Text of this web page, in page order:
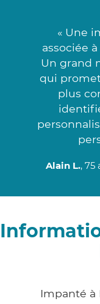
« Une
associée
Un grand
qui
plus
Alain L., 75
Impanté